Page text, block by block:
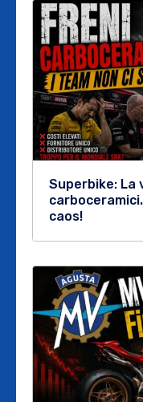
Superbike:
caos!